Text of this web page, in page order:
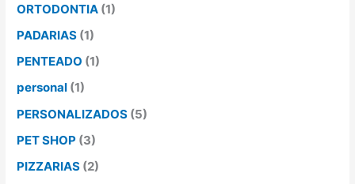
ORTODONTIA (1)
PADARIAS (1)
PENTEADO (1)
personal (1)
PERSONALIZADOS (5)
PET SHOP (3)
PIZZARIAS (2)